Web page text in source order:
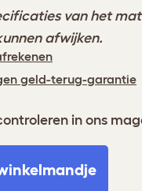
geld-terug-garantie
in ons
van het
afwijken.